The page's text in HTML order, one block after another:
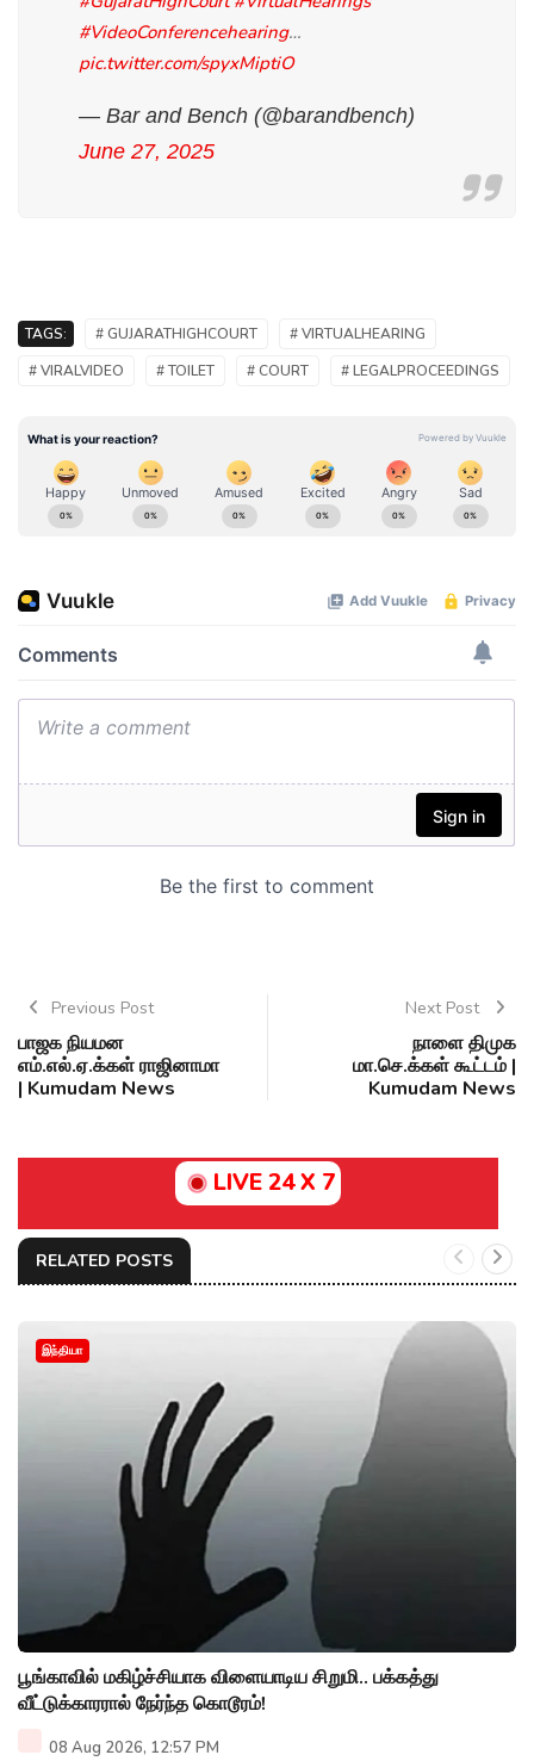
#VideoConferencehearing…
pic.twitter.com/spyxMiptiO
— Bar and Bench (@barandbench)
June 27, 2025
TAGS: # GUJARATHIGHCOURT
# VIRTUALHEARING
# VIRALVIDEO
# TOILET # COURT # LEGALPROCEEDINGS
Previous Post
பாஜக நியமன
எம்.எல்.ஏ.க்கள் ராஜினாமா
| Kumudam News
Next Post
நாளை திமுக
மா.செ.க்கள் கூட்டம் |
Kumudam News
LIVE 24 X 7
RELATED POSTS
இந்தியா
பூங்காவில் மகிழ்ச்சியாக விளையாடிய சிறுமி.. பக்கத்து
வீட்டுக்காரரால் நேர்ந்த கொடூரம்!
08 Aug 2026, 12:57 PM